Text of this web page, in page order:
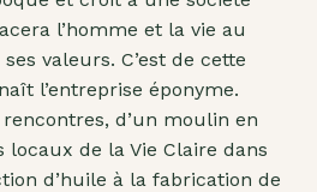
l’homme et la vie au
valeurs. C’est de cette
l’entreprise éponyme.
d’un moulin en
locaux de la Vie Claire dans
d’huile à la fabrication de
Purées
sucrées
dites
"confits"
Livres